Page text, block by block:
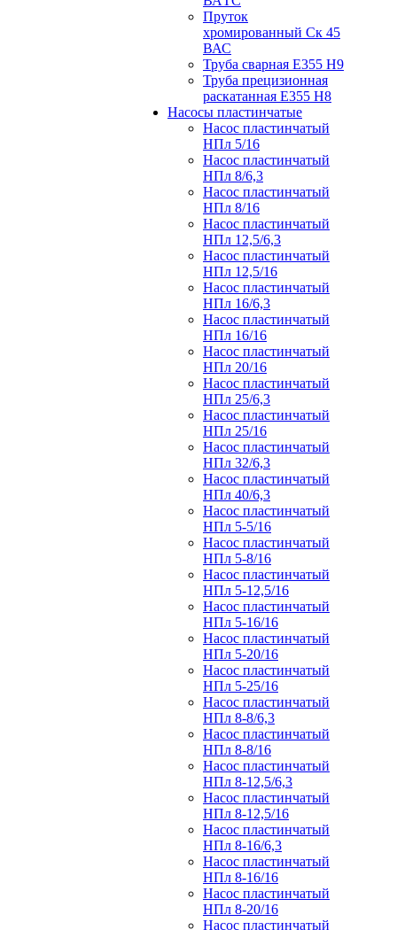
Пруток
хромированный Ск 45
ВАС
Труба сварная Е355 H9
Труба прецизионная
раскатанная E355 H8
Насосы пластинчатые
Насос пластинчатый
НПл 5/16
Насос пластинчатый
НПл 8/6,3
Насос пластинчатый
НПл 8/16
Насос пластинчатый
НПл 12,5/6,3
Насос пластинчатый
НПл 12,5/16
Насос пластинчатый
НПл 16/6,3
Насос пластинчатый
НПл 16/16
Насос пластинчатый
НПл 20/16
Насос пластинчатый
НПл 25/6,3
Насос пластинчатый
НПл 25/16
Насос пластинчатый
НПл 32/6,3
Насос пластинчатый
НПл 40/6,3
Насос пластинчатый
НПл 5-5/16
Насос пластинчатый
НПл 5-8/16
Насос пластинчатый
НПл 5-12,5/16
Насос пластинчатый
НПл 5-16/16
Насос пластинчатый
НПл 5-20/16
Насос пластинчатый
НПл 5-25/16
Насос пластинчатый
НПл 8-8/6,3
Насос пластинчатый
НПл 8-8/16
Насос пластинчатый
НПл 8-12,5/6,3
Насос пластинчатый
НПл 8-12,5/16
Насос пластинчатый
НПл 8-16/6,3
Насос пластинчатый
НПл 8-16/16
Насос пластинчатый
НПл 8-20/16
Насос пластинчатый